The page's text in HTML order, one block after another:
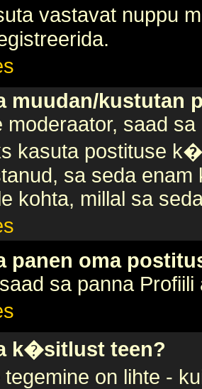
vastavat nuppu
muudan/kustutan
moderaator, saad
kasuta postituse
sa seda
kohta, millal sa
panen oma
sa panna Profiili
k�sitlust teen?
on lihte -